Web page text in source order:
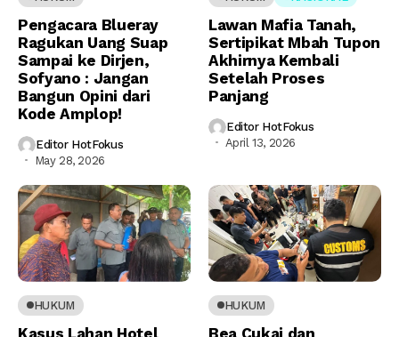
Pengacara Blueray
Ragukan Uang Suap
Sampai ke Dirjen,
Sofyano : Jangan
Bangun Opini dari
Kode Amplop!
Editor HotFokus
May 28, 2026
Lawan Mafia Tanah,
Sertipikat Mbah Tupon
Akhirnya Kembali
Setelah Proses
Panjang
Editor HotFokus
April 13, 2026
HUKUM
Kasus Lahan Hotel
HUKUM
Bea Cukai dan